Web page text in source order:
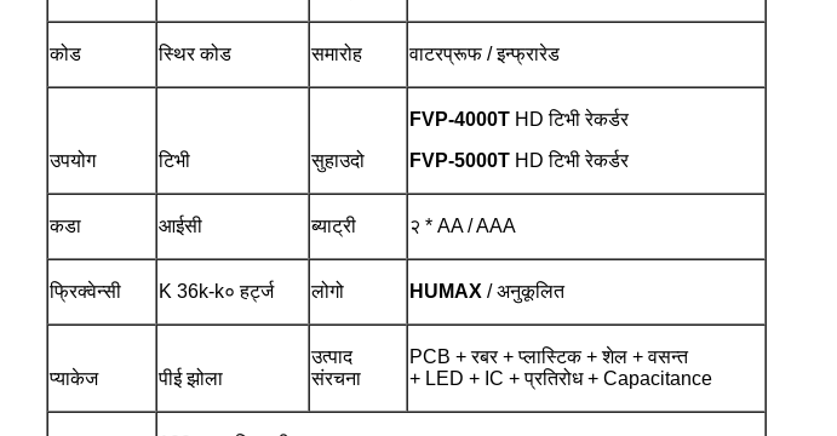
कोड स्थिर कोड समारोह वाटरप्रूफ / इन्फ्रारेड
उपयोग टिभी सुहाउदो
FVP-4000T HD टिभी रेकर्डर
FVP-5000T HD टिभी रेकर्डर
कडा आईसी ब्याट्री २ * AA / AAA
फ्रिक्वेन्सी K 36k-k० हर्ट्ज लोगो HUMAX / अनुकूलित
प्याकेज पीई झोला
उत्पाद
संरचना
PCB + रबर + प्लास्टिक + शेल + वसन्त
+ LED + IC + प्रतिरोध + Capacitance